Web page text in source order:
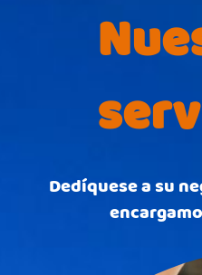
Dedíquese a su